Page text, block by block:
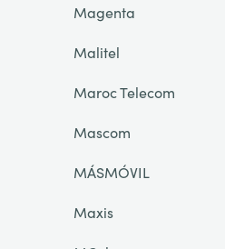
Magenta
Malitel
Maroc Telecom
Mascom
MÁSMÓVIL
Maxis